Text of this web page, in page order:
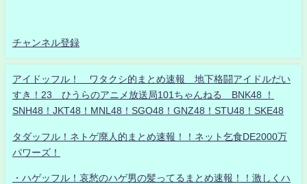
チャンネル登録
アイドッフル！ ワタクシ的まとめ速報 地下格闘アイドルだい
すき！23 ひうらのアニメ放送局101ちゃんねる BNK48 ！
SNH48！JKT48！MNL48！SGO48！GNZ48！STU48！SKE48
タダッフル！ネトゲ廃人的まとめ速報！！ネット乞食DE2000万
パワーズ！
・ハゲッフル！哀愁のハゲ男の髪ってるまとめ速報！！激しくハ